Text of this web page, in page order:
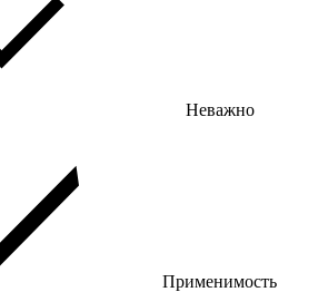
Неважно
Применимость